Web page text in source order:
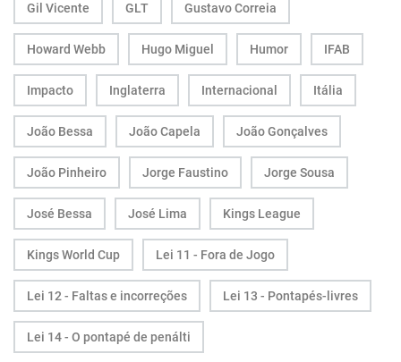
Gil Vicente GLT Gustavo Correia
Howard Webb Hugo Miguel Humor IFAB
Impacto Inglaterra Internacional Itália
João Bessa João Capela João Gonçalves
João Pinheiro Jorge Faustino Jorge Sousa
José Bessa José Lima Kings League
Kings World Cup Lei 11 - Fora de Jogo
Lei 12 - Faltas e incorreções Lei 13 - Pontapés-livres
Lei 14 - O pontapé de penálti